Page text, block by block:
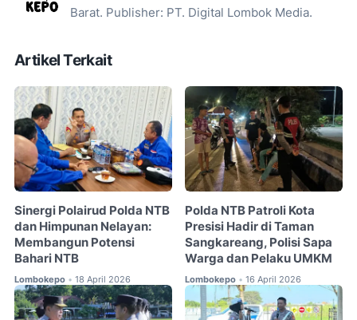
Barat. Publisher: PT. Digital Lombok Media.
Artikel Terkait
Sinergi Polairud Polda NTB
dan Himpunan Nelayan:
Membangun Potensi
Bahari NTB
Lombokepo • 18 April 2026
Polda NTB Patroli Kota
Presisi Hadir di Taman
Sangkareang, Polisi Sapa
Warga dan Pelaku UMKM
Lombokepo • 16 April 2026